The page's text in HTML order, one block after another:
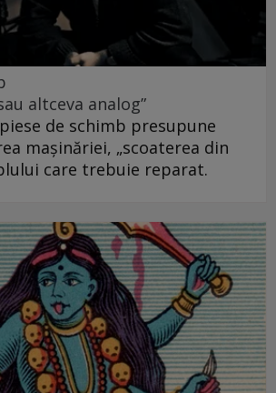
altceva analog”
de schimb presupune
mașinăriei, „scoaterea din
care trebuie reparat.